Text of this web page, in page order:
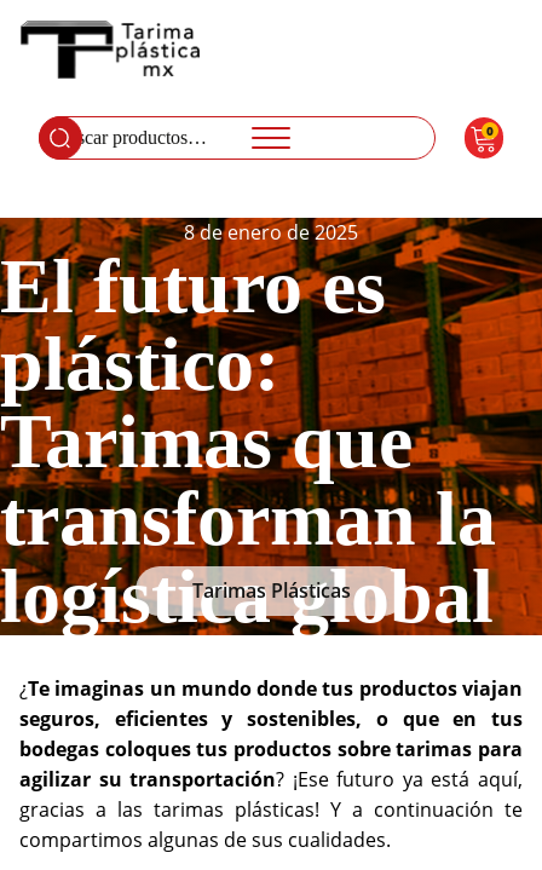
Buscar
por:
0
8 de enero de 2025
El futuro es
plástico:
Tarimas que
transforman la
logística global
Tarimas Plásticas
¿Te imaginas un mundo donde tus productos viajan
seguros, eficientes y sostenibles, o que en tus
bodegas coloques tus productos sobre tarimas para
agilizar su transportación? ¡Ese futuro ya está aquí,
gracias a las tarimas plásticas! Y a continuación te
compartimos algunas de sus cualidades.